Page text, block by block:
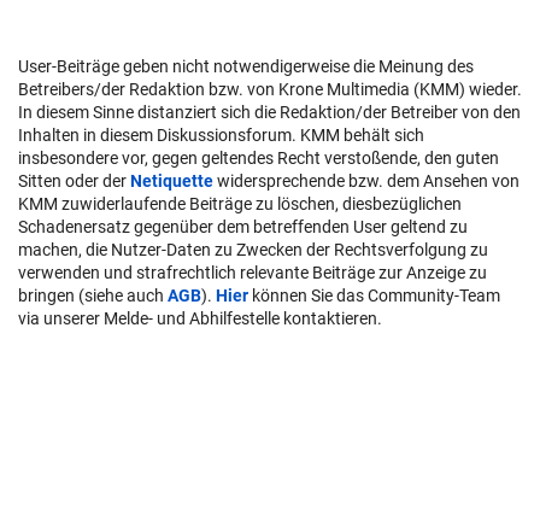
User-Beiträge geben nicht notwendigerweise die Meinung des
Betreibers/der Redaktion bzw. von Krone Multimedia (KMM) wieder.
In diesem Sinne distanziert sich die Redaktion/der Betreiber von den
Inhalten in diesem Diskussionsforum. KMM behält sich
insbesondere vor, gegen geltendes Recht verstoßende, den guten
Sitten oder derNetiquettewidersprechende bzw. dem Ansehen von
KMM zuwiderlaufende Beiträge zu löschen, diesbezüglichen
Schadenersatz gegenüber dem betreffenden User geltend zu
machen, die Nutzer-Daten zu Zwecken der Rechtsverfolgung zu
verwenden und strafrechtlich relevante Beiträge zur Anzeige zu
bringen (siehe auch AGB). Hier können Sie das Community-Team
via unserer Melde- und Abhilfestelle kontaktieren.